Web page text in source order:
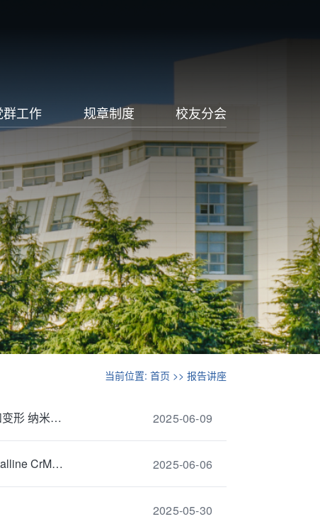
群工作 规章制度 校友分会
当前位置: 首页 >> 报告讲座
6月13日：面心立方高熵和中熵合金之層级纳米孪生结构（退火纳米孪生和变形 纳米孪生）之探索... 2025-06-09
6月18日：Low temperature deformation of the <100> oriented single crystalline CrMnFeCoN... 2025-06-06
2025-05-30